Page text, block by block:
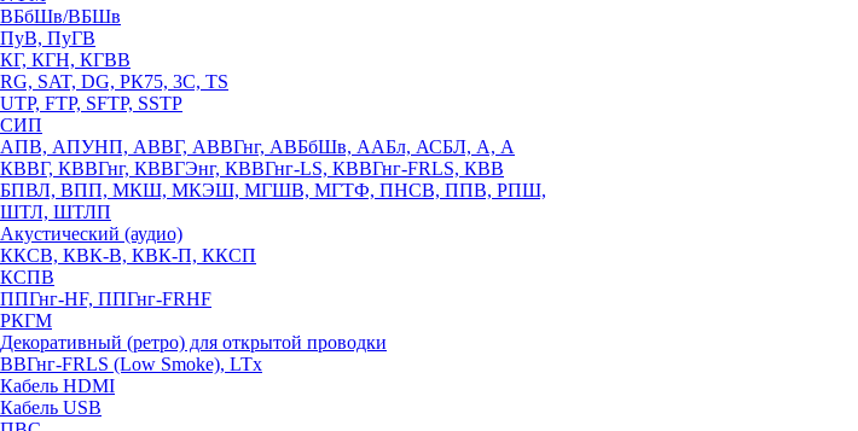
ВБбШв/ВБШв
ПуВ, ПуГВ
КГ, КГН, КГВВ
RG, SAT, DG, РК75, 3С, TS
UTP, FTP, SFTP, SSTP
СИП
АПВ, АПУНП, АВВГ, АВВГнг, АВБбШв, ААБл, АСБЛ, А, А
КВВГ, КВВГнг, КВВГЭнг, КВВГнг-LS, КВВГнг-FRLS, КВВ
БПВЛ, ВПП, МКШ, МКЭШ, МГШВ, МГТФ, ПНСВ, ППВ, РПШ,
ШТЛ, ШТЛП
Акустический (аудио)
ККСВ, КВК-В, КВК-П, ККСП
КСПВ
ППГнг-HF, ППГнг-FRHF
РКГМ
Декоративный (ретро) для открытой проводки
ВВГнг-FRLS (Low Smoke), LTx
Кабель HDMI
Кабель USB